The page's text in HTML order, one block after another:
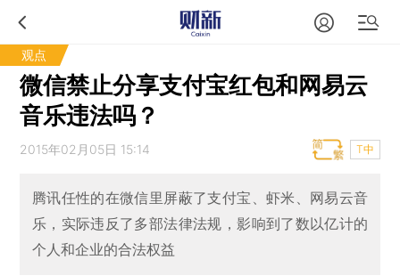
观点
微信禁止分享支付宝红包和网易云
音乐违法吗？
2015年02月05日 15:14 T中
腾讯任性的在微信里屏蔽了支付宝、虾米、网易云音
乐，实际违反了多部法律法规，影响到了数以亿计的
个人和企业的合法权益